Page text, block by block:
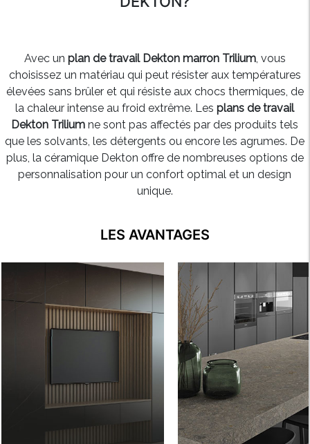
Avec un plan de travail Dekton marron Trilium, vous
choisissez un matériau qui peut résister aux températures
élevées sans brûler et qui résiste aux chocs thermiques, de
la chaleur intense au froid extrême. Lesplans de travail
Dekton Trilium ne sont pas affectés par des produits tels
que les solvants, les détergents ou encore les agrumes. De
plus, la céramique Dekton offre de nombreuses options de
personnalisation pour un confort optimal et un design
unique.
LES AVANTAGES